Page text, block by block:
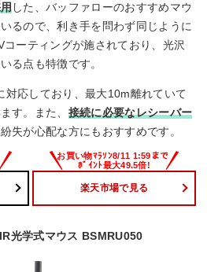
した、バッファローのおすすめマウ
るので、利き手を問わず同じように
ーティングが施されており、光沢
る点も特徴です。
対応しており、最大10m離れていて
す。また、 接続に必要なレシーバー
失が心配な方にもおすすめです。
楽天市場で見る
光学式マウス BSMRU050